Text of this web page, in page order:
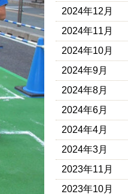
2024年12月
2024年11月
2024年10月
2024年9月
2024年8月
2024年6月
2024年4月
2024年3月
2023年11月
2023年10月